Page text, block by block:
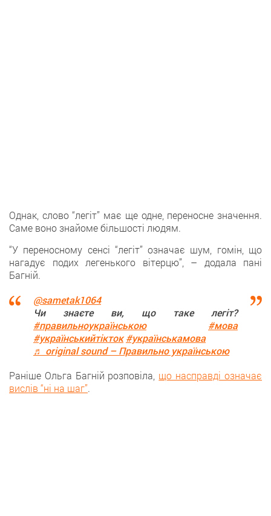
Однак, слово “легіт” має ще одне, переносне значення.
Саме воно знайоме більшості людям.
“У переносному сенсі “легіт” означає шум, гомін, що
нагадує подих легенького вітерцю”, – додала пані
Багній.
@sametak1064
Чи знаєте ви, що таке легіт?
#правильноукраїнською
#мова
#українськийтікток #українськамова
♬ original sound – Правильно українською
Раніше Ольга Багній розповіла, що насправді означає
вислів “ні на шаг”.